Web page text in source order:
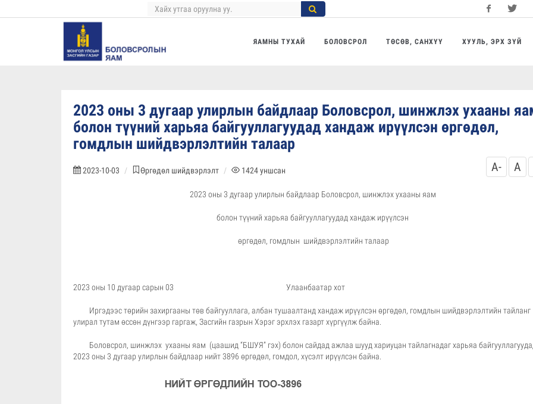
ЯАМНЫ ТУХАЙ БОЛОВСРОЛ ТӨСӨВ, САНХҮҮ ХУУЛЬ, ЭРХ ЗҮЙ
2023 оны 3 дугаар улирлын байдлаар Боловсрол, шинжлэх ухааны
болон түүний харьяа байгууллагуудад хандаж ирүүлсэн өргөдөл,
гомдлын шийдвэрлэлтийн талаар
2023-10-03 Өргөдөл шийдвэрлэлт 1424уншсан A- A
2023 оны 3 дугаар улирлын байдлаар Боловсрол, шинжлэх ухааны яам
болон түүний харьяа байгууллагуудад хандаж ирүүлсэн
өргөдөл, гомдлын шийдвэрлэлтийн талаар
2023 оны 10 дугаар сарын 03 Улаанбаатар хот
Иргэдээс төрийн захиргааны төв байгууллага, албан тушаалтанд хандаж ирүүлсэн өргөдөл, гомдлын шийдвэрлэлтийн тайланг
улирал тутам өссөн дүнгээр гаргаж, Засгийн газрын Хэрэг эрхлэх газарт хүргүүлж байна.
Боловсрол, шинжлэх ухааны яам (цаашид “БШУЯ” гэх) болон сайдад ажлаа шууд хариуцан тайлагнадаг харьяа
2023 оны 3 дугаар улирлын байдлаар нийт 3896 өргөдөл, гомдол, хүсэлт ирүүлсэн байна.